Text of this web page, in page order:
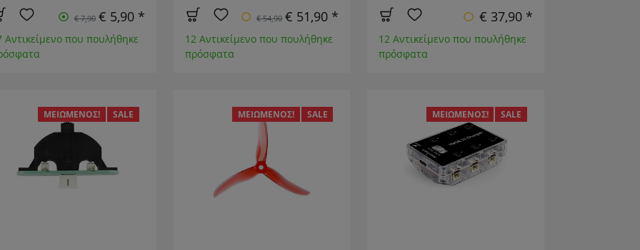
€ 7,90 € 5,90 *
Αντικείμενο που πουλήθηκε
€ 54,90 € 51,90 *
12 Αντικείμενο που πουλήθηκε
πρόσφατα
€ 37,90 *
12 Αντικείμενο που πουλήθηκε
πρόσφατα
ΜΕΙΩΜΈΝΟΣ! SALE ΜΕΙΩΜΈΝΟΣ! SALE ΜΕΙΩΜΈΝΟΣ! SALE